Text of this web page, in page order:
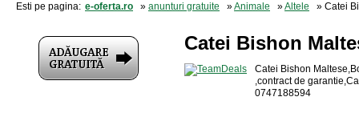
Esti pe pagina: e-oferta.ro » anunturi gratuite »Animale »Altele » Catei
Catei Bishon
Catei Bishon
,contract de
0747188594